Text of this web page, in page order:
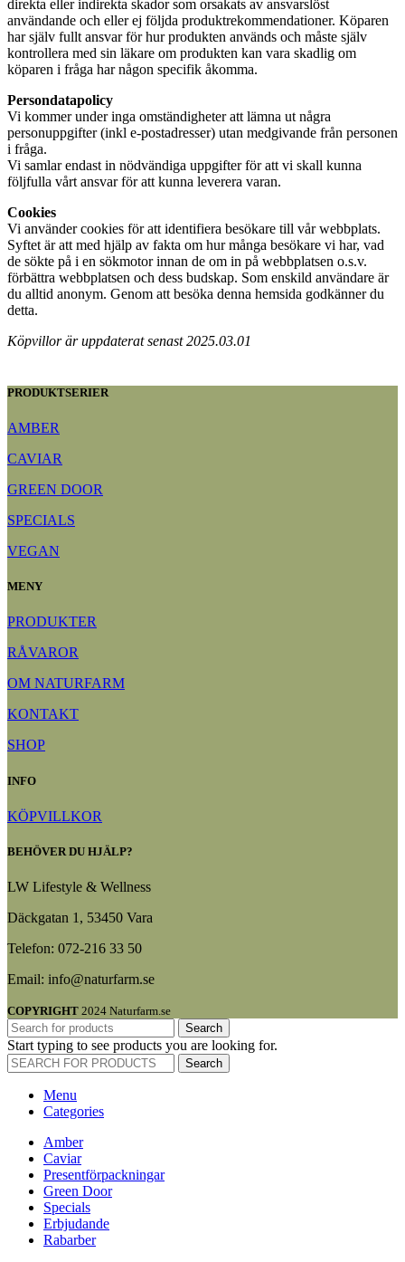
direkta eller indirekta skador som orsakats av ansvarslöst
användande och eller ej följda produktrekommendationer. Köparen
har själv fullt ansvar för hur produkten används och måste själv
kontrollera med sin läkare om produkten kan vara skadlig om
köparen i fråga har någon specifik åkomma.
Persondatapolicy
Vi kommer under inga omständigheter att lämna ut några
personuppgifter (inkl e-postadresser) utan medgivande från personen
i fråga.
Vi samlar endast in nödvändiga uppgifter för att vi skall kunna
följfulla vårt ansvar för att kunna leverera varan.
Cookies
Vi använder cookies för att identifiera besökare till vår webbplats.
Syftet är att med hjälp av fakta om hur många besökare vi har, vad
de sökte på i en sökmotor innan de om in på webbplatsen o.s.v.
förbättra webbplatsen och dess budskap. Som enskild användare är
du alltid anonym. Genom att besöka denna hemsida godkänner du
detta.
Köpvillor är uppdaterat senast 2025.03.01
PRODUKTSERIER
AMBER
CAVIAR
GREEN DOOR
SPECIALS
VEGAN
MENY
PRODUKTER
RÅVAROR
OM NATURFARM
KONTAKT
SHOP
INFO
KÖPVILLKOR
BEHÖVER DU HJÄLP?
LW Lifestyle & Wellness
Däckgatan 1, 53450 Vara
Telefon: 072-216 33 50
Email: info@naturfarm.se
COPYRIGHT 2024 Naturfarm.se
Search
Start typing to see products you are looking for.
Search
Menu
Categories
Amber
Caviar
Presentförpackningar
Green Door
Specials
Erbjudande
Rabarber